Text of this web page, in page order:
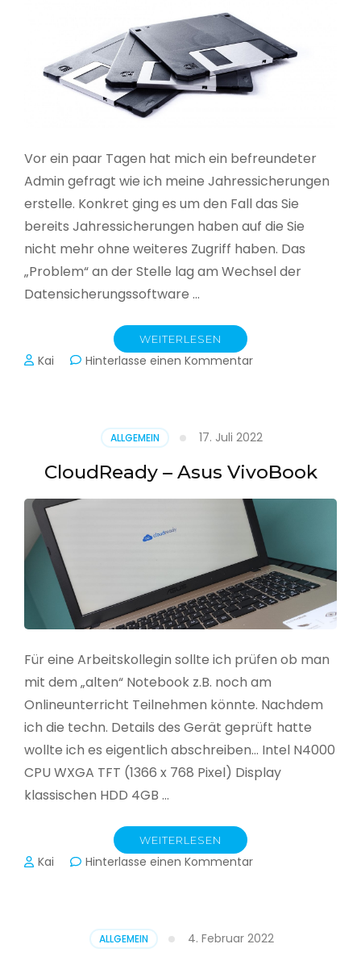
Vor ein paar Tagen hat mich ein befreundeter
Admin gefragt wie ich meine Jahressicherungen
erstelle. Konkret ging es um den Fall das Sie
bereits Jahressicherungen haben auf die Sie
nicht mehr ohne weiteres Zugriff haben. Das
„Problem“ an der Stelle lag am Wechsel der
Datensicherungssoftware …
WEITERLESEN
Kai Hinterlasse einen Kommentarzu
Jahressicherung
ALLGEMEIN 17. Juli 2022
CloudReady – Asus VivoBook
Für eine Arbeitskollegin sollte ich prüfen ob man
mit dem „alten“ Notebook z.B. noch am
Onlineunterricht Teilnehmen könnte. Nachdem
ich die techn. Details des Gerät geprüft hatte
wollte ich es eigentlich abschreiben… Intel N4000
CPU WXGA TFT (1366 x 768 Pixel) Display
klassischen HDD 4GB …
WEITERLESEN
Kai Hinterlasse einen Kommentarzu
ALLGEMEIN 4. Februar 2022